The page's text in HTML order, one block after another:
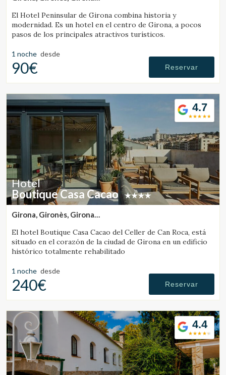
El Hotel Peninsular de Girona combina historia y
modernidad. Es un hotel en el centro de Girona, a pocos
pasos de los principales atractivos turísticos.
1 noche desde
90€ Reservar
4.7
Hotel
Boutique Casa Cacao
Girona, Gironès, Girona
El hotel Boutique Casa Cacao del Celler de Can Roca, está
situado en el corazón de la ciudad de Girona en un edificio
histórico totalmente rehabilitado
1 noche desde
240€ Reservar
4.4